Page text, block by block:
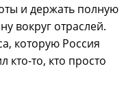
и держать полную
вокруг отраслей.
которую Россия
кто-то, кто просто